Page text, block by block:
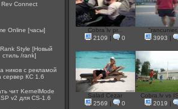
Rev Connect
Online [часы]
Style [Новый
стиль /rank]
ников с рекламой
сервер КС 1.6
чит KernelMode
v2 для CS-1.6
Cobra`lv pr...
2109
| 0
3993
|
Salad Cezar
2569
| 0
Cobra.lv vs
2019
|